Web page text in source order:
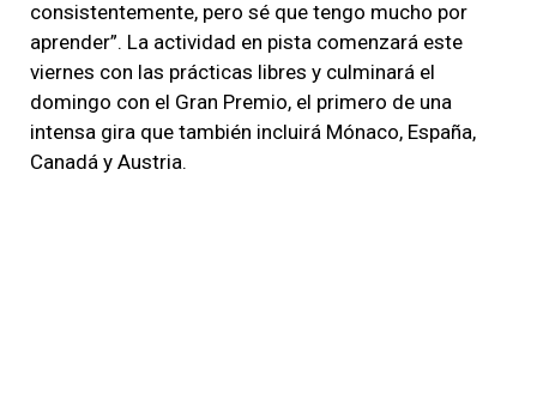
consistentemente, pero sé que tengo mucho por
aprender”. La actividad en pista comenzará este
viernes con las prácticas libres y culminará el
domingo con el Gran Premio, el primero de una
intensa gira que también incluirá Mónaco, España,
Canadá y Austria.